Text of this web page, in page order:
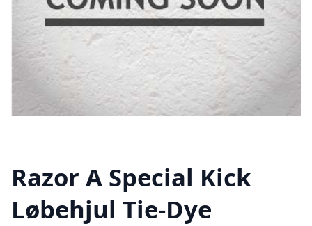
Razor A Special Kick
Løbehjul Tie-Dye